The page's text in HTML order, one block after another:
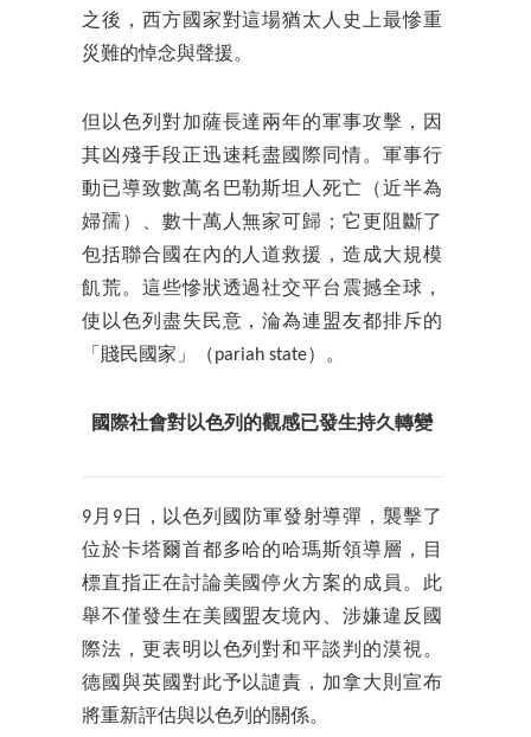
之後，西方國家對這場猶太人史上最慘重
災難的悼念與聲援。
但以色列對加薩長達兩年的軍事攻擊，因
其凶殘手段正迅速耗盡國際同情。軍事行
動已導致數萬名巴勒斯坦人死亡（近半為
婦孺）、數十萬人無家可歸；它更阻斷了
包括聯合國在內的人道救援，造成大規模
飢荒。這些慘狀透過社交平台震撼全球，
使以色列盡失民意，淪為連盟友都排斥的
「賤民國家」（pariah state）。
國際社會對以色列的觀感已發生持久轉變
9月9日，以色列國防軍發射導彈，襲擊了
位於卡塔爾首都多哈的哈瑪斯領導層，目
標直指正在討論美國停火方案的成員。此
舉不僅發生在美國盟友境內、涉嫌違反國
際法，更表明以色列對和平談判的漠視。
德國與英國對此予以譴責，加拿大則宣布
將重新評估與以色列的關係。